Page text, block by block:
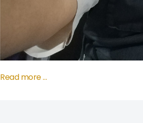
Read more …